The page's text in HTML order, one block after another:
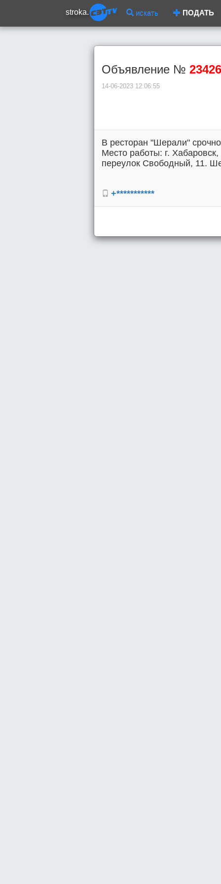
stroka. искать ПОДАТЬ
Объявление № 23426
14-06-2023 12:06:55
В ресторан "Шерали"
Место работы: г.
переулок Свободный, 11.
+***********